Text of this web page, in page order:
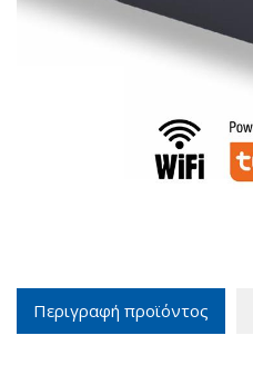
Περιγραφή προϊόντος